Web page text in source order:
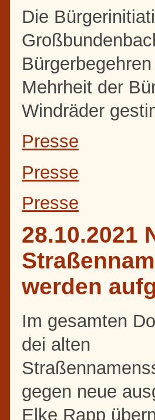
Die
Mehrheit der
Windräder
Presse
Presse
Presse
28.10.2021
werden
Im gesamten
dei alten
gegen neue
Elke Rapp